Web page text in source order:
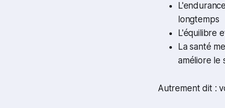
longtemps
L'équilibre
La santé
améliore le
Autrement dit :